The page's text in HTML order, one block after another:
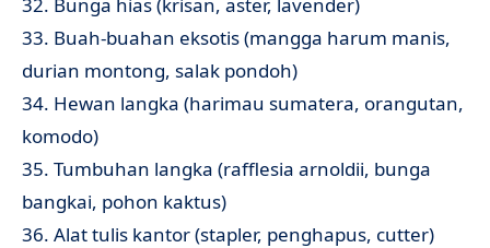
33. Buah-buahan eksotis (mangga harum manis,
durian montong, salak pondoh)
34. Hewan langka (harimau sumatera, orangutan,
komodo)
35. Tumbuhan langka (rafflesia arnoldii, bunga
bangkai, pohon kaktus)
36. Alat tulis kantor (stapler, penghapus, cutter)